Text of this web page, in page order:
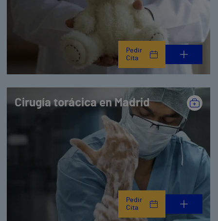
Pedir
Cita
Cirugía torácica en Madrid
Pedir
Cita